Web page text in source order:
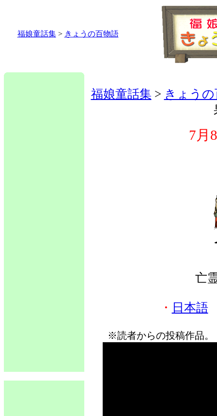
福娘童話集> きょうの百物語
福娘童話集 > きょう
7月
亡
・ 日本語
※読者からの投稿作品